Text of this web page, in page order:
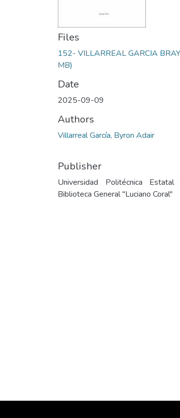
Files
152- VILLARREAL GARCIA
MB)
Date
2025-09-09
Authors
Villarreal García, Byron Adair
Publisher
Universidad Politécnica
Biblioteca General "Luciano Coral"